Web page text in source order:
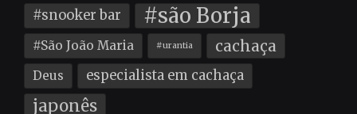
#snooker bar #são Borja
#São João Maria #urantia cachaça
Deus especialista em cachaça
japonês